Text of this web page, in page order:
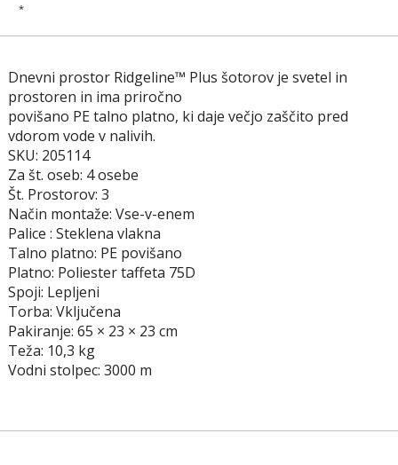
*
Dnevni prostor Ridgeline™ Plus šotorov je svetel in
prostoren in ima priročno
povišano PE talno platno, ki daje večjo zaščito pred
vdorom vode v nalivih.
SKU: 205114
Za št. oseb: 4 osebe
Št. Prostorov: 3
Način montaže: Vse-v-enem
Palice : Steklena vlakna
Talno platno: PE povišano
Platno: Poliester taffeta 75D
Spoji: Lepljeni
Torba: Vključena
Pakiranje: 65 × 23 × 23 cm
Teža: 10,3 kg
Vodni stolpec: 3000 m